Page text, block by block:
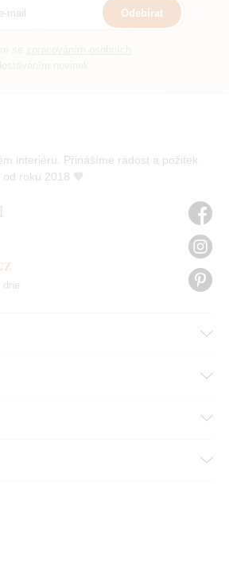
Odebírat
interiéru. Přinášíme radost a požitek
roku 2018 🧡